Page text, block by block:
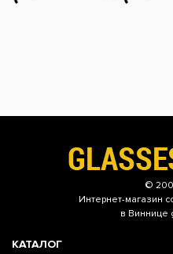
©
Интернет-магазин
в Виннице
КАТАЛОГ